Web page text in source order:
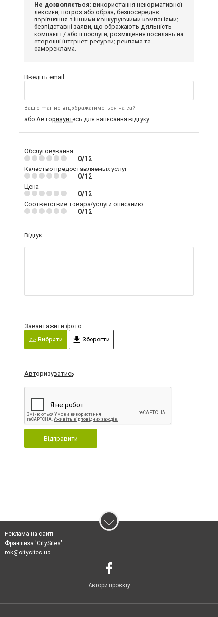
Не дозволяється: використання ненормативної
лексики, погроз або образ; безпосереднє
порівняння з іншими конкуруючими компаніями;
безпідставні заяви, що ображають діяльність
компанії і / або її послуги; розміщення посилань на
сторонні інтернет-ресурси; реклама та
самореклама.
Введіть email:
Ваш e-mail не відображатиметься на сайті
або Авторизуйтесь для написання відгуку
Обслуговування
0/12
Качество предоставляемых услуг
0/12
Цена
0/12
Соответствие товара/услуги описанию
0/12
Відгук:
Завантажити фото:
Вибрати
Зберегти
Авторизуватись
Відправити
Реклама на сайті
Франшиза "CitySites"
rek@citysites.ua
Автори проєкту